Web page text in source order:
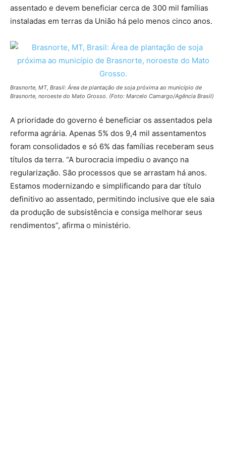
assentado e devem beneficiar cerca de 300 mil famílias
instaladas em terras da União há pelo menos cinco anos.
Brasnorte, MT, Brasil: Área de plantação de soja próxima ao município de
Brasnorte, noroeste do Mato Grosso. (Foto: Marcelo Camargo/Agência Brasil)
A prioridade do governo é beneficiar os assentados pela
reforma agrária. Apenas 5% dos 9,4 mil assentamentos
foram consolidados e só 6% das famílias receberam seus
títulos da terra. “A burocracia impediu o avanço na
regularização. São processos que se arrastam há anos.
Estamos modernizando e simplificando para dar título
definitivo ao assentado, permitindo inclusive que ele saia
da produção de subsistência e consiga melhorar seus
rendimentos”, afirma o ministério.